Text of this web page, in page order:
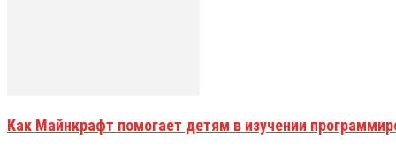
Как Майнкрафт помогает детям в изучении